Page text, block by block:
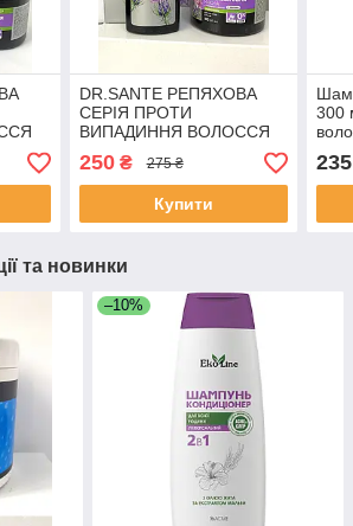
+
DR.SANTE РЕПЯХОВА
СЕРІЯ ПРОТИ
ВИПАДИННЯ ВОЛОССЯ
Набір Шампунь+ Маска
Засоби для волосся
250₴ 275 ₴
Купити
300
235
та новинки
–10%